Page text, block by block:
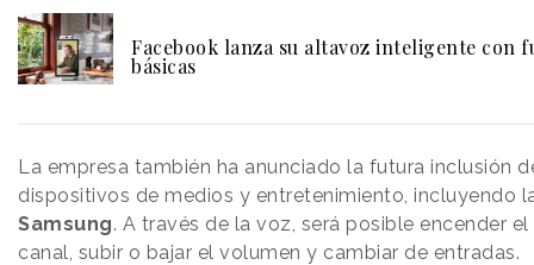
Facebook lanza su altavoz inteligente con
básicas
La empresa también ha anunciado la futura inclusión
dispositivos de medios y entretenimiento, incluyendo
Samsung. A través de la voz, será posible encender
canal, subir o bajar el volumen y cambiar de